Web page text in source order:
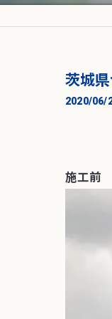
茨城
2020/06/
施工前